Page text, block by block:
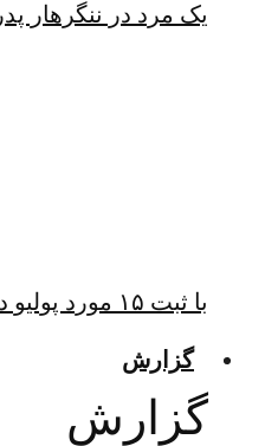
یک مرد در ننگرهار
با ثبت ۱۵ مورد پولیو در کشور افغانستان در صدر ابتلا به پولیو قرار دارد
گزارش
گزارش